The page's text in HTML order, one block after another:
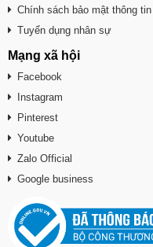
Chính sách bảo mật thông tin
Tuyển dụng nhân sự
Mạng xã hội
Facebook
Instagram
Pinterest
Youtube
Zalo Official
Google business